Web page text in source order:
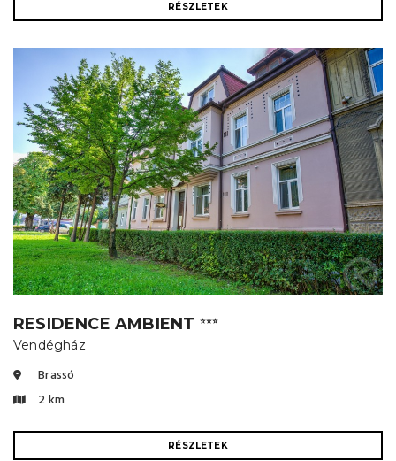
RÉSZLETEK
RESIDENCE AMBIENT ⭐⭐⭐
Vendégház
Brassó
2 km
RÉSZLETEK